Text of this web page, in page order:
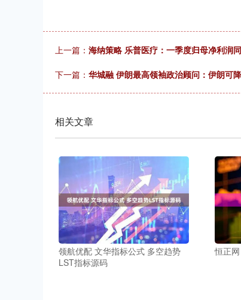
上一篇： 海纳策略 乐普医疗：一季度归母净利润
下一篇： 华城融 伊朗最高领袖政治顾问：伊朗可
相关文章
领航优配 文华指标公式 多空趋势
LST指标源码
恒正